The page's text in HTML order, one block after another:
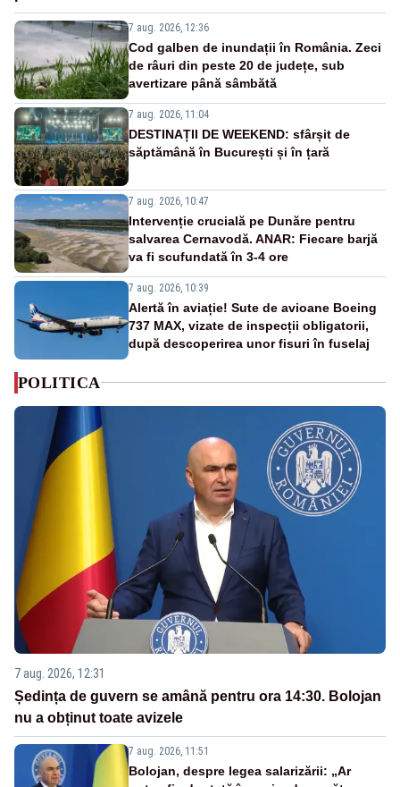
7 aug. 2026, 12:36
Cod galben de inundații în România. Zeci
de râuri din peste 20 de județe, sub
avertizare până sâmbătă
7 aug. 2026, 11:04
DESTINAȚII DE WEEKEND: sfârșit de
săptămână în București și în țară
7 aug. 2026, 10:47
Intervenție crucială pe Dunăre pentru
salvarea Cernavodă. ANAR: Fiecare barjă
va fi scufundată în 3-4 ore
7 aug. 2026, 10:39
Alertă în aviație! Sute de avioane Boeing
737 MAX, vizate de inspecții obligatorii,
după descoperirea unor fisuri în fuselaj
POLITICA
7 aug. 2026, 12:31
Ședința de guvern se amână pentru ora 14:30. Bolojan
nu a obținut toate avizele
7 aug. 2026, 11:51
Bolojan, despre legea salarizării: „Ar